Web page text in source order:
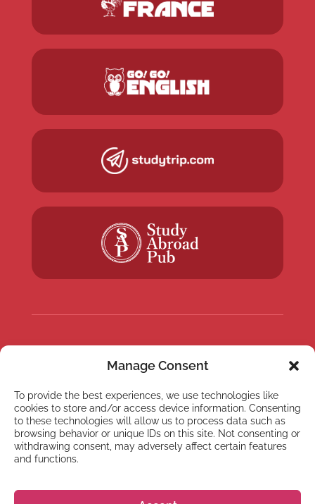
Manage Consent
To provide the best experiences, we use technologies like
cookies to store and/or access device information. Consenting
to these technologies will allow us to process data such as
browsing behavior or unique IDs on this site. Not consenting or
withdrawing consent, may adversely affect certain features
and functions.
Inscreva-se em nossa
newsletter